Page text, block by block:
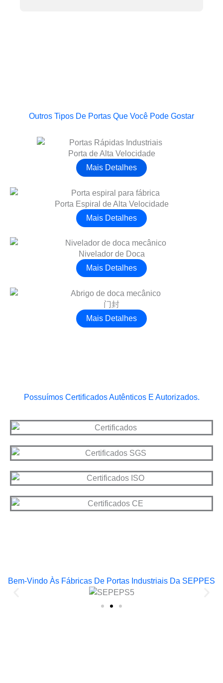
Outros Tipos De Portas Que Você Pode Gostar
Porta de Alta Velocidade
Mais Detalhes
Porta Espiral de Alta Velocidade
Mais Detalhes
Nivelador de Doca
Mais Detalhes
门封
Mais Detalhes
Possuímos Certificados Autênticos E Autorizados.
Bem-Vindo Às Fábricas De Portas Industriais Da SEPPES